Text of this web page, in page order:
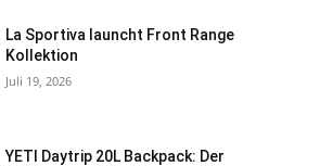
La Sportiva launcht Front Range
Kollektion
Juli 19, 2026
YETI Daytrip 20L Backpack: Der